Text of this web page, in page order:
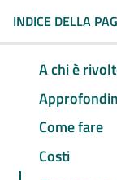
INDICE DELLA
A chi è
Come fare
Costi